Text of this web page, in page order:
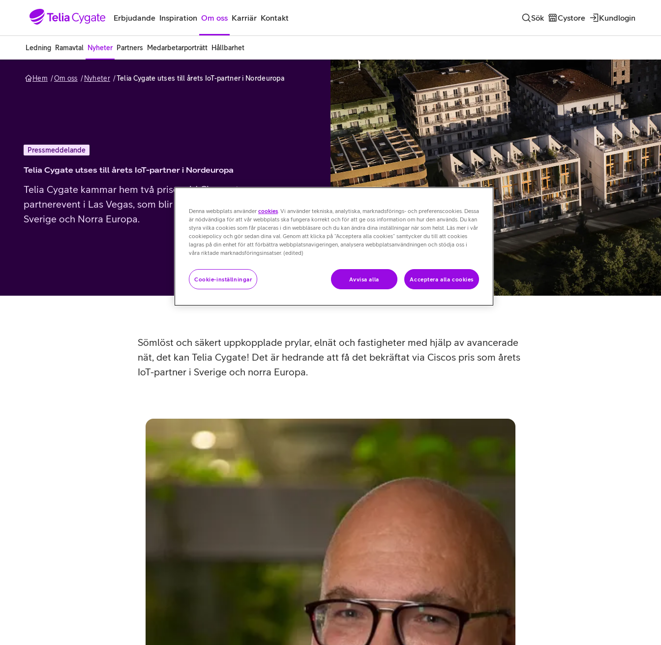
Gå till sidans innehåll
Erbjudande Inspiration Om oss Karriär Kontakt Sök Cystore Kundlogin
Ledning Ramavtal Nyheter Partners Medarbetarporträtt Hållbarhet
Hem Om oss Nyheter Telia Cygate utses till årets IoT-partner i Nordeuropa
Pressmeddelande
Telia Cygate utses till årets IoT-partner i Nordeuropa
Telia Cygate kammar hem två priser vid Ciscos stora
partnerevent i Las Vegas, som blir utsedd till årets IoT-partner i
Sverige och Norra Europa.
Sömlöst och säkert uppkopplade prylar, elnät och fastigheter med hjälp av avancerade
nät, det kan Telia Cygate! Det är hedrande att få det bekräftat via Ciscos pris som årets
IoT-partner i Sverige och norra Europa.
–
Denna webbplats använder cookies . Vi använder tekniska, analytiska, marknadsförings- och preferenscookies. Dessa
är nödvändiga för att vår webbplats ska fungera korrekt och för att ge oss information om hur den används. Du kan
styra vilka cookies som får placeras i din webbläsare och du kan ändra dina inställningar när som helst. Läs mer i vår
cookiepolicy och gör sedan dina val. Genom att klicka på “Acceptera alla cookies” samtycker du till att cookies
lagras på din enhet för att förbättra webbplatsnavigeringen, analysera webbplatsanvändningen och stödja oss i
våra riktade marknadsföringsinsatser. (edited)
Cookie-inställningar Avvisa alla Acceptera alla cookies